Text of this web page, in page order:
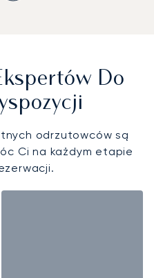
Do
odrzutowców są
Ci na każdym etapie